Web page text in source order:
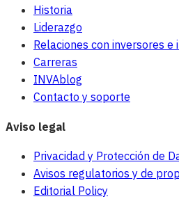
Historia
Liderazgo
Relaciones con inversores
Carreras
INVAblog
Contacto y soporte
Aviso legal
Privacidad y Protección de
Avisos regulatorios y de
Editorial Policy